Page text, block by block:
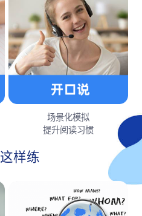
场景化模拟
提升阅读习惯
样练